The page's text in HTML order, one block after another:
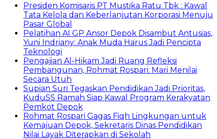
Presiden Komisaris PT Mustika Ratu Tbk : Kawal
Tata Kelola dan Keberlanjutan Korporasi Menuju
Pasar Global
Pelatihan AI GP Ansor Depok Disambut Antusias,
Yuni Indriany: Anak Muda Harus Jadi Pencipta
Teknologi
Pengajian Al-Hikam Jadi Ruang Refleksi
Pembangunan, Rohmat Rospari: Mari Menilai
Secara Utuh
Supian Suri Tegaskan Pendidikan Jadi Prioritas,
KuduSS Ramah Siap Kawal Program Kerakyatan
Pemkot Depok
Rohmat Rospari Gagas Fiqh Lingkungan untuk
Kemajuan Depok, Sekretaris Dinas Pendidikan
Nilai Layak Diterapkan di Sekolah